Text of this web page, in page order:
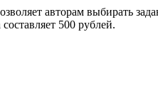
авторам выбирать
500 рублей.